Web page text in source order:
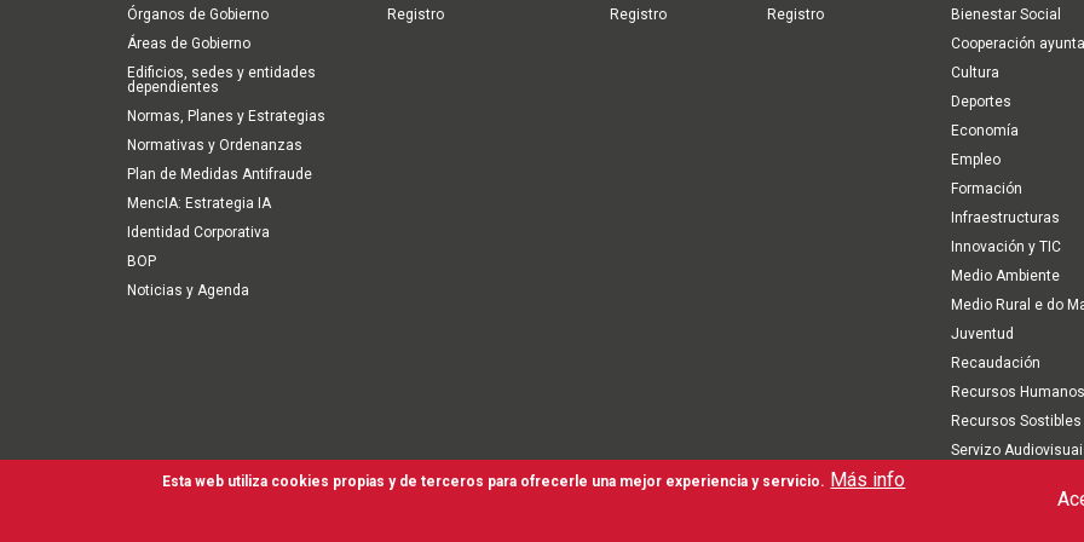
Órganos de Gobierno
Áreas de Gobierno
Edificios, sedes y entidades
dependientes
Normas, Planes y Estrategias
Normativas y Ordenanzas
Plan de Medidas Antifraude
MencIA: Estrategia IA
Identidad Corporativa
BOP
Noticias y Agenda
Registro
Registro
Registro
Bienestar Social
Cooperación
Cultura
Deportes
Economía
Empleo
Formación
Infraestructuras
Innovación y TIC
Medio Ambiente
Medio Rural e do
Juventud
Recaudación
Recursos Humanos
Recursos Sostibles
Servizo
Canal interno de comunicación, denuncia y antifraude
Esta web utiliza cookies propias y de terceros para ofrecerle una mejor experiencia y servicio. Más info